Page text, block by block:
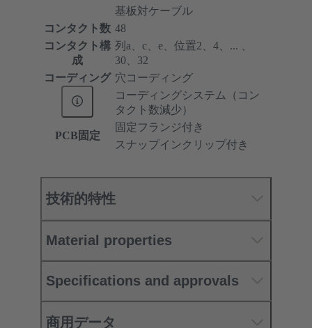
基板対ケーブル
コンタクト数 48
コンタクト構
成
列a、c、e、位置2、4、... 、
30、32
コーディング 穴コーディング
コーディングシステム（コン
タクト数減少）
PCB固定
固定フランジ付き
スナップインクリップ付き
技術的特性
Material properties
Specifications and approvals
商用データ